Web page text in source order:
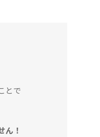
とで
ん！